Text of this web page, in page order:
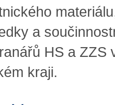
a
HS a ZZS
kraji.